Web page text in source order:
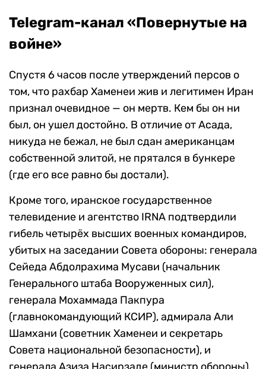
Telegram-канал «Повернутые на
войне»
Спустя 6 часов после утверждений персов о
том, что рахбар Хаменеи жив и легитимен Иран
признал очевидное — он мертв. Кем бы он ни
был, он ушел достойно. В отличие от Асада,
никуда не бежал, не был сдан американцам
собственной элитой, не прятался в бункере
(где его все равно бы достали).
Кроме того, иранское государственное
телевидение и агентство IRNA подтвердили
гибель четырёх высших военных командиров,
убитых на заседании Совета обороны: генерала
Сейеда Абдолрахима Мусави (начальник
Генерального штаба Вооруженных сил),
генерала Мохаммада Пакпура
(главнокомандующий КСИР), адмирала Али
Шамхани (советник Хаменеи и секретарь
Совета национальной безопасности), и